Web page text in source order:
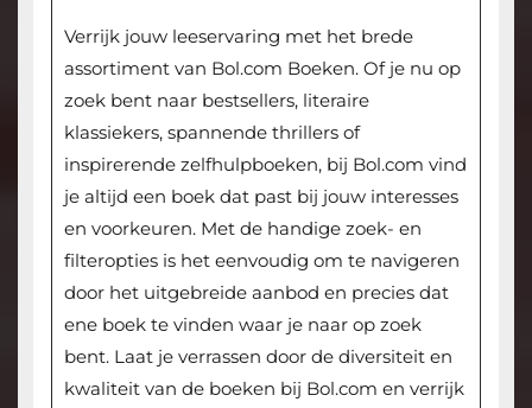
Verrijk jouw leeservaring met het brede
assortiment van Bol.com Boeken. Of je nu op
zoek bent naar bestsellers, literaire
klassiekers, spannende thrillers of
inspirerende zelfhulpboeken, bij Bol.com vind
je altijd een boek dat past bij jouw interesses
en voorkeuren. Met de handige zoek- en
filteropties is het eenvoudig om te navigeren
door het uitgebreide aanbod en precies dat
ene boek te vinden waar je naar op zoek
bent. Laat je verrassen door de diversiteit en
kwaliteit van de boeken bij Bol.com en verrijk